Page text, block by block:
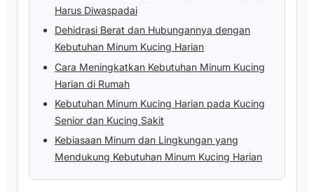
Harus Diwaspadai
Dehidrasi Berat dan Hubungannya dengan
Kebutuhan Minum Kucing Harian
Cara Meningkatkan Kebutuhan Minum Kucing
Harian di Rumah
Kebutuhan Minum Kucing Harian pada Kucing
Senior dan Kucing Sakit
Kebiasaan Minum dan Lingkungan yang
Mendukung Kebutuhan Minum Kucing Harian